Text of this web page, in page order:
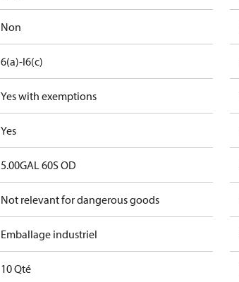
Non
6(a)-I6(c)
Yes with exemptions
Yes
5.00GAL 60S OD
Not relevant for dangerous goods
Emballage industriel
10 Qté